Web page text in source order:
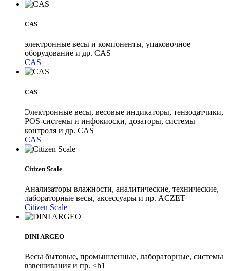
CAS
электронные весы и компоненты, упаковочное
оборудование и др. CAS
CAS
CAS
Электронные весы, весовые индикаторы, тензодатчики,
POS-системы и инфокиоски, дозаторы, системы
контроля и др. CAS
CAS
Citizen Scale
Анализаторы влажности, аналитические, технические,
лабораторные весы, аксессуары и пр. ACZET
Citizen Scale
DINI ARGEO
Весы бытовые, промышленные, лабораторные, системы
взвешивания и пр. <h1